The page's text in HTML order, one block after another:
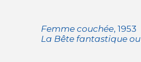
Femme couchée, 1953
La Bête fantastique